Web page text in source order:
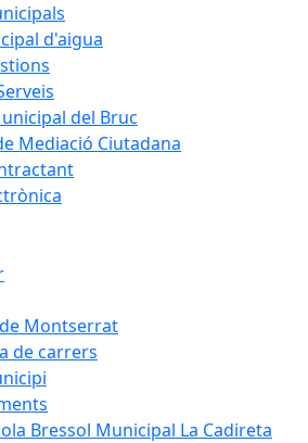
d'aigua
del Bruc
Mediació Ciutadana
Montserrat
de carrers
Bressol Municipal La Cadireta